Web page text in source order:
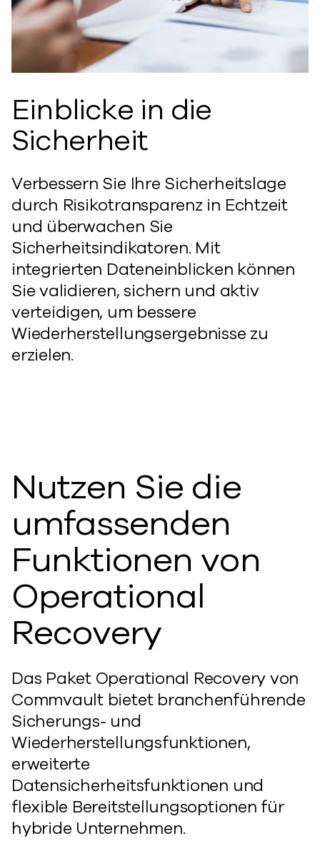
Einblicke in die
Sicherheit
Verbessern Sie Ihre Sicherheitslage
durch Risikotransparenz in Echtzeit
und überwachen Sie
Sicherheitsindikatoren. Mit
integrierten Dateneinblicken können
Sie validieren, sichern und aktiv
verteidigen, um bessere
Wiederherstellungsergebnisse zu
erzielen.
Nutzen Sie die
umfassenden
Funktionen von
Operational
Recovery
Das Paket Operational Recovery von
Commvault bietet branchenführende
Sicherungs- und
Wiederherstellungsfunktionen,
erweiterte
Datensicherheitsfunktionen und
flexible Bereitstellungsoptionen für
hybride Unternehmen.